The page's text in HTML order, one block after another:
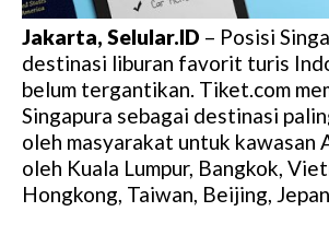
Jakarta, Selular.ID – Posisi
destinasi liburan favorit turis
belum tergantikan. Tiket.com
Singapura sebagai destinasi
oleh masyarakat untuk kawasan
oleh Kuala Lumpur, Bangkok,
Hongkong, Taiwan, Beijing,